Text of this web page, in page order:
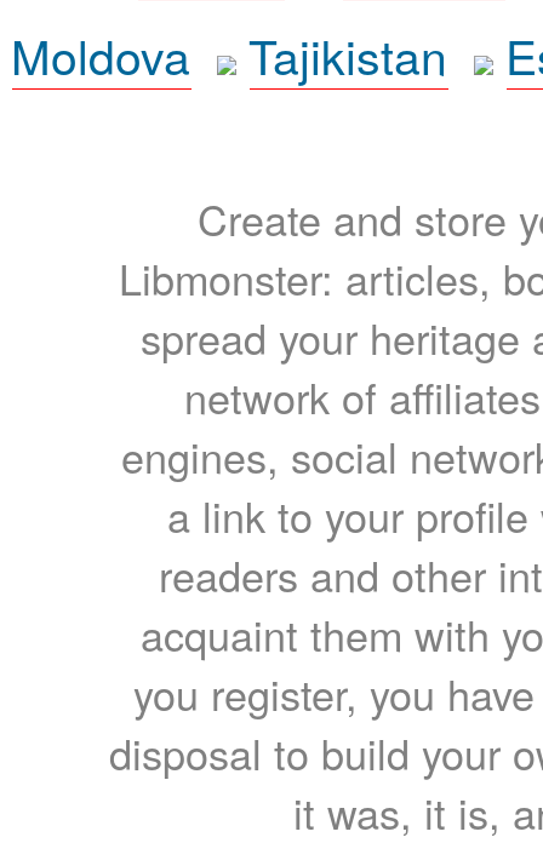
Moldova
Tajikistan
Create and store
Libmonster: articles,
spread your heritage
network of
engines, social
a link to your
readers and other
acquaint them with
you register, you
disposal to build your
it was, it is,